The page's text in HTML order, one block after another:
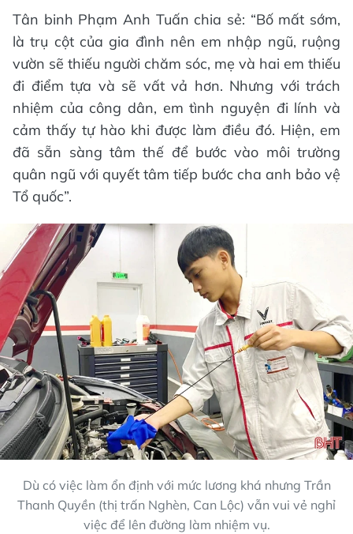
Tân binh Phạm Anh Tuấn chia sẻ: “Bố mất sớm,
là trụ cột của gia đình nên em nhập ngũ, ruộng
vườn sẽ thiếu người chăm sóc, mẹ và hai em thiếu
đi điểm tựa và sẽ vất vả hơn. Nhưng với trách
nhiệm của công dân, em tình nguyện đi lính và
cảm thấy tự hào khi được làm điều đó. Hiện, em
đã sẵn sàng tâm thế để bước vào môi trường
quân ngũ với quyết tâm tiếp bước cha anh bảo vệ
Tổ quốc”.
Dù có việc làm ổn định với mức lương khá nhưng Trần
Thanh Quyền (thị trấn Nghèn, Can Lộc) vẫn vui vẻ nghỉ
việc để lên đường làm nhiệm vụ.